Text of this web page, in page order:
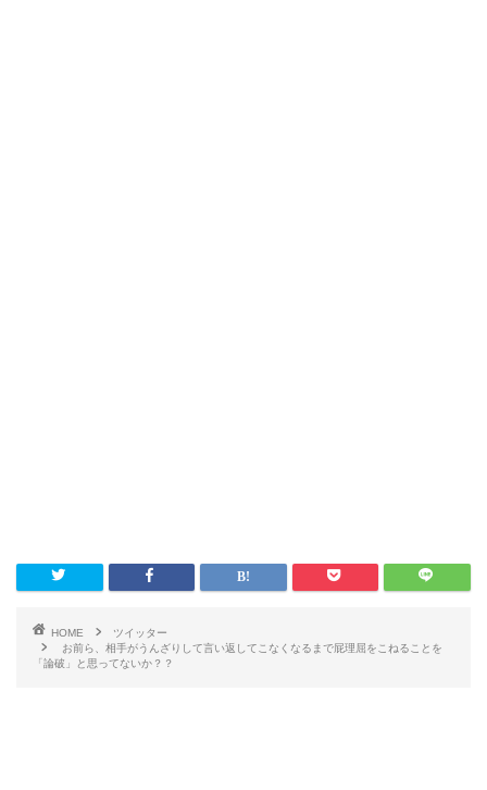
HOME
ツイッター
お前ら、相手がうんざりして言い返してこなくなるまで屁理屈をこねることを
「論破」と思ってないか？？